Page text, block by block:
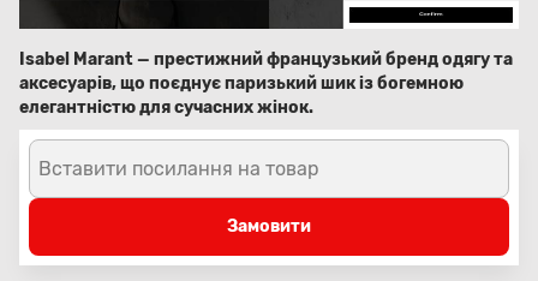
Isabel Marant — престижний французький бренд одягу та
аксесуарів, що поєднує паризький шик із богемною
елегантністю для сучасних жінок.
Вставити посилання на товар
Замовити